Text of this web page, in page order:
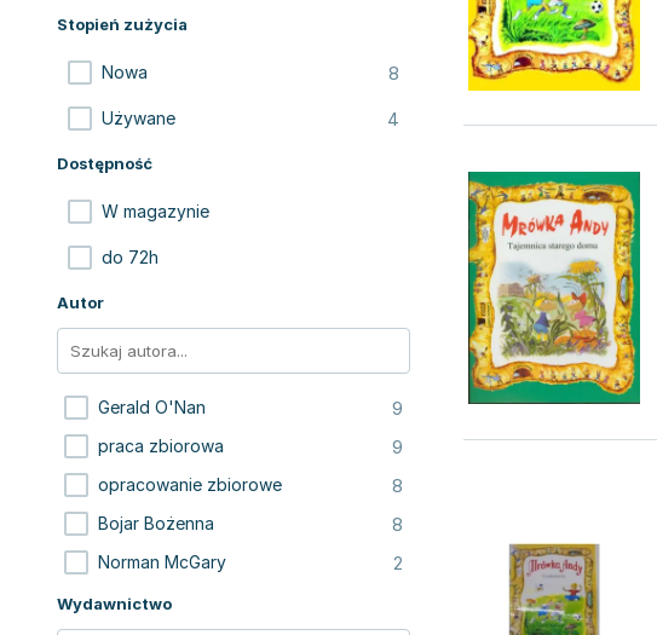
Stopień zużycia
Nowa 8
Używane 4
Dostępność
W magazynie
do 72h
Autor
Gerald O'Nan 9
praca zbiorowa 9
opracowanie zbiorowe 8
Bojar Bożenna 8
Norman McGary 2
Wydawnictwo